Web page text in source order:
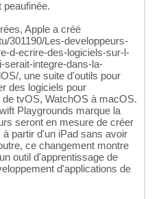
Apple a créé
301190/Les-developpeurs-
d-ecrire-des-logiciels-sur-l-
serait-integre-dans-la-
, une suite d'outils pour
des logiciels pour
tvOS, WatchOS à macOS.
Playgrounds marque la
seront en mesure de créer
partir d'un iPad sans avoir
ce changement montre
outil d'apprentissage de
d'applications de